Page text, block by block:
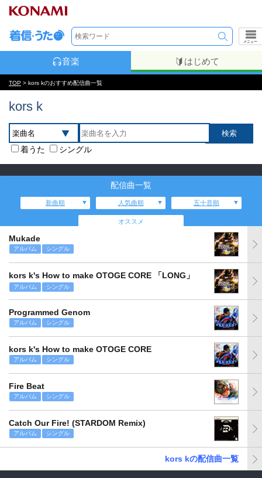
メニュー
音楽 はじめて
TOP > kors kのおすすめ配信曲一覧
kors k
着うた シングル
配信曲一覧
新曲順 人気曲順 五十音順
オススメ
Mukade
アルバム シングル
kors k's How to make OTOGE CORE 「LONG」
アルバム シングル
Programmed Genom
アルバム シングル
kors k's How to make OTOGE CORE
アルバム シングル
Fire Beat
アルバム シングル
Catch Our Fire! (STARDOM Remix)
アルバム シングル
kors kの配信曲一覧